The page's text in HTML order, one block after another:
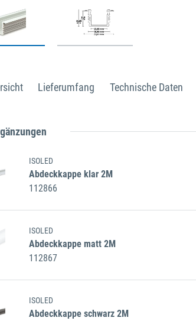
Lieferumfang Technische Daten
ISOLED
Abdeckkappe klar 2M
112866
ISOLED
Abdeckkappe matt 2M
112867
ISOLED
Abdeckkappe schwarz 2M